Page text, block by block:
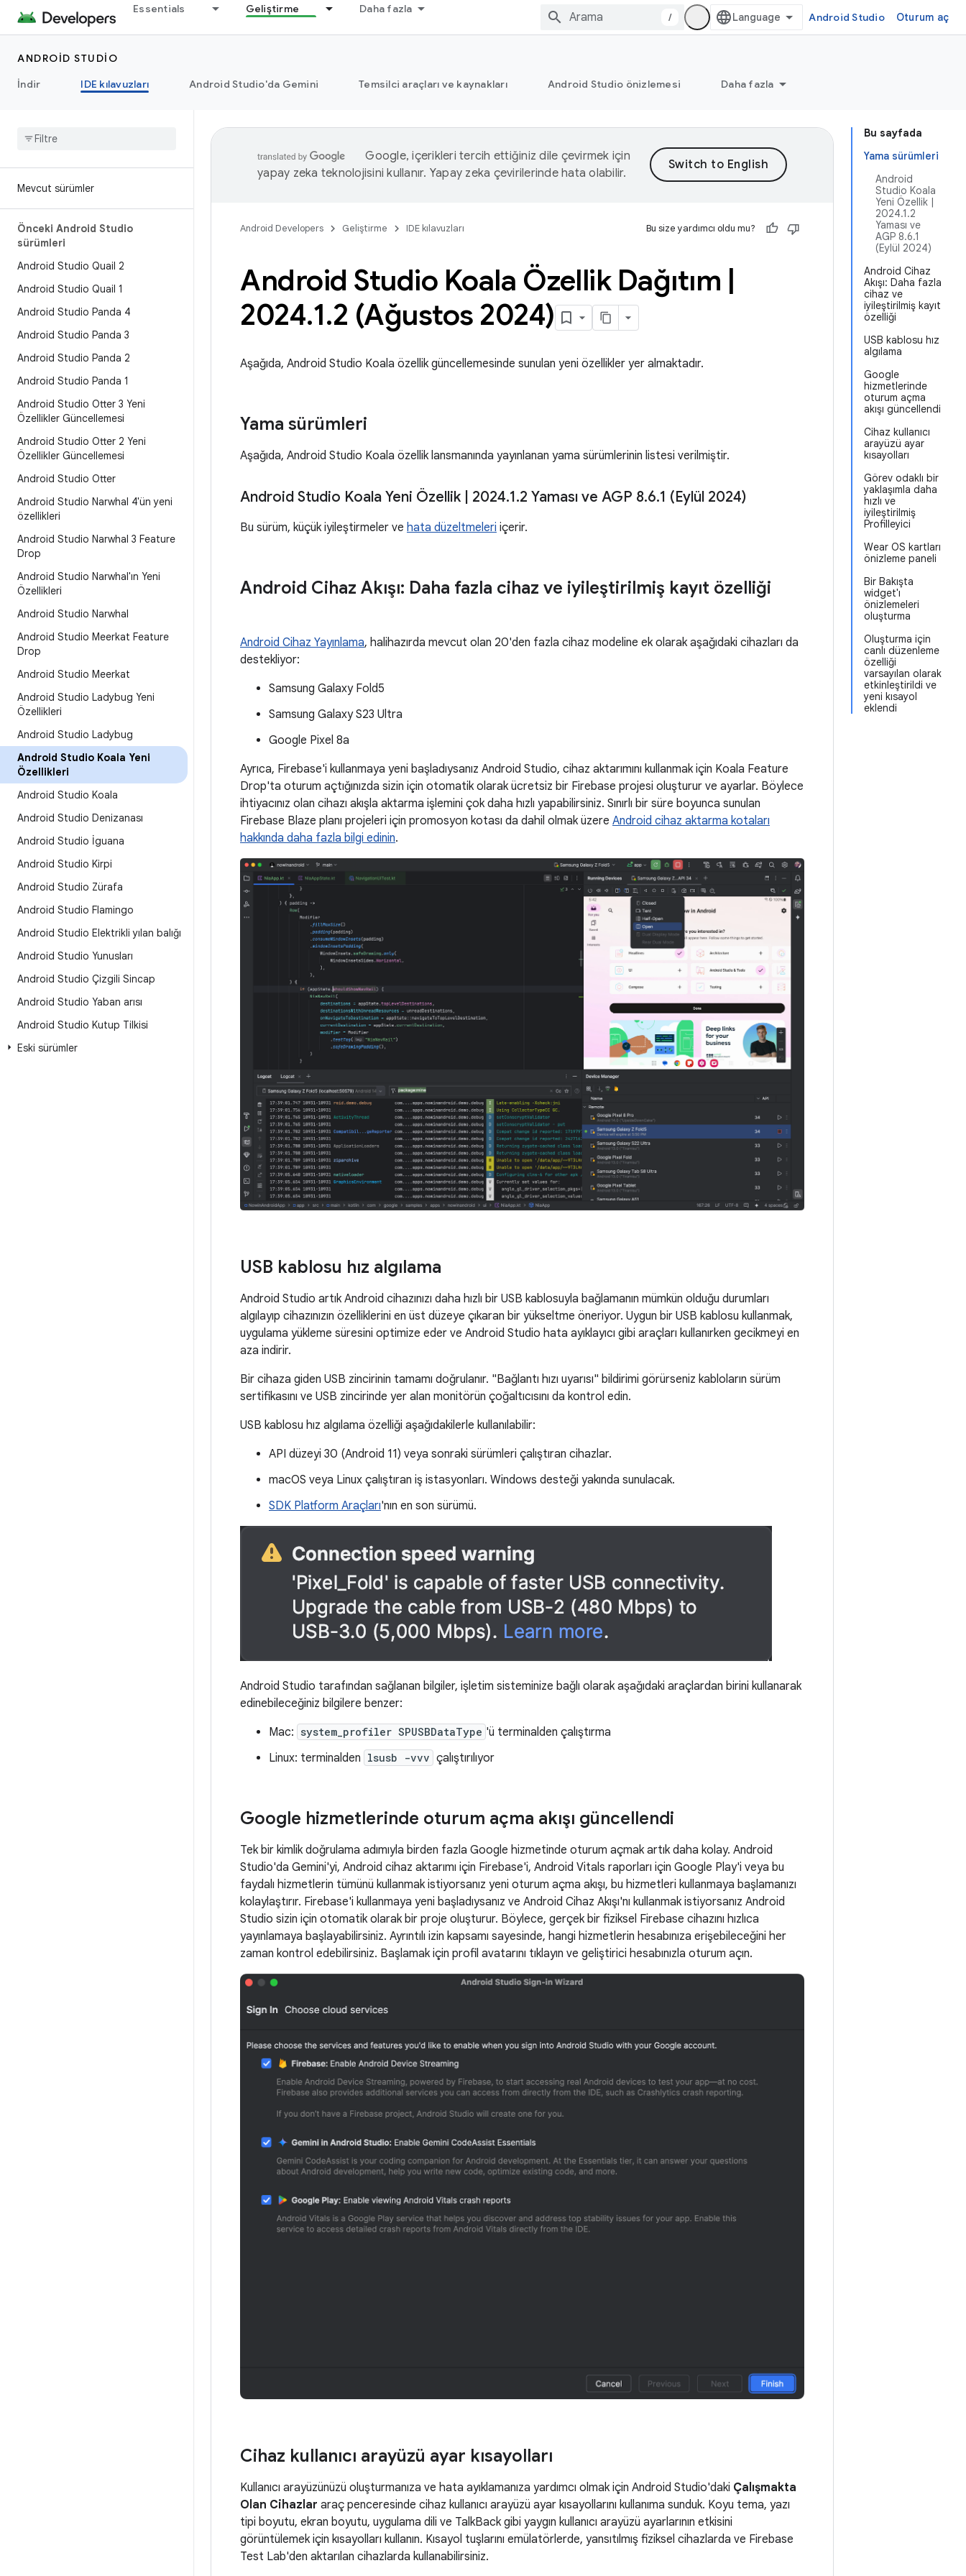
Essentials Geliştirme Daha fazla
/ Android Studio Oturum aç
ANDROID STUDIO
İndir
IDE kılavuzları Android Studio'da Gemini Temsilci araçları ve kaynakları Android Studio önizlemesi Daha fazla
Mevcut sürümler
Önceki Android Studio
sürümleri
Android Studio Quail 2
Android Studio Quail 1
Android Studio Panda 4
Android Studio Panda 3
Android Studio Panda 2
Android Studio Panda 1
Android Studio Otter 3 Yeni
Özellikler Güncellemesi
Android Studio Otter 2 Yeni
Özellikler Güncellemesi
Android Studio Otter
Android Studio Narwhal 4'ün yeni
özellikleri
Android Studio Narwhal 3 Feature
Drop
Android Studio Narwhal'ın Yeni
Özellikleri
Android Studio Narwhal
Android Studio Meerkat Feature
Drop
Android Studio Meerkat
Android Studio Ladybug Yeni
Özellikleri
Android Studio Ladybug
Android Studio Koala Yeni
Özellikleri
Android Studio Koala
Android Studio Denizanası
Android Studio İguana
Android Studio Kirpi
Android Studio Zürafa
Android Studio Flamingo
Android Studio Elektrikli yılan balığı
Android Studio Yunusları
Android Studio Çizgili Sincap
Android Studio Yaban arısı
Android Studio Kutup Tilkisi
Eski sürümler
Bu sayfada
Yama sürümleri
Android
Studio Koala
Yeni Özellik |
2024.1.2
Yaması ve
AGP 8.6.1
(Eylül 2024)
Android Cihaz
Akışı: Daha fazla
cihaz ve
iyileştirilmiş kayıt
özelliği
USB kablosu hız
algılama
Google
hizmetlerinde
oturum açma
akışı güncellendi
Cihaz kullanıcı
arayüzü ayar
kısayolları
Görev odaklı bir
yaklaşımla daha
hızlı ve
iyileştirilmiş
Profilleyici
Wear OS kartları
önizleme paneli
Bir Bakışta
widget'ı
önizlemeleri
oluşturma
Oluşturma için
canlı düzenleme
özelliği
varsayılan olarak
etkinleştirildi ve
yeni kısayol
eklendi
Google, içerikleri tercih ettiğiniz dile çevirmek için
yapay zeka teknolojisini kullanır. Yapay zeka çevirilerinde hata olabilir.
Android Developers Geliştirme IDE kılavuzları Bu size yardımcı oldu mu?
Android Studio Koala Özellik Dağıtım |
2024.1.2 (Ağustos 2024)
Aşağıda, Android Studio Koala özellik güncellemesinde sunulan yeni özellikler yer almaktadır.
Yama sürümleri
Aşağıda, Android Studio Koala özellik lansmanında yayınlanan yama sürümlerinin listesi verilmiştir.
Android Studio Koala Yeni Özellik 2024.1.2 Yaması ve AGP 8.6.1 (Eylül 2024)
Bu sürüm, küçük iyileştirmeler ve hata düzeltmeleri içerir.
Android Cihaz Akışı: Daha fazla cihaz ve iyileştirilmiş kayıt özelliği
Android Cihaz Yayınlama, halihazırda mevcut olan 20'den fazla cihaz modeline ek olarak aşağıdaki cihazları da
destekliyor:
Samsung Galaxy Fold5
Samsung Galaxy S23 Ultra
Google Pixel 8a
Ayrıca, Firebase'i kullanmaya yeni başladıysanız Android Studio, cihaz aktarımını kullanmak için Koala Feature
Drop'ta oturum açtığınızda sizin için otomatik olarak ücretsiz bir Firebase projesi oluşturur ve ayarlar. Böylece
ihtiyacınız olan cihazı akışla aktarma işlemini çok daha hızlı yapabilirsiniz. Sınırlı bir süre boyunca sunulan
Firebase Blaze planı projeleri için promosyon kotası da dahil olmak üzere Android cihaz aktarma kotaları
hakkında daha fazla bilgi edinin.
USB kablosu hız algılama
Android Studio artık Android cihazınızı daha hızlı bir USB kablosuyla bağlamanın mümkün olduğu durumları
algılayıp cihazınızın özelliklerini en üst düzeye çıkaran bir yükseltme öneriyor. Uygun bir USB kablosu kullanmak,
uygulama yükleme süresini optimize eder ve Android Studio hata ayıklayıcı gibi araçları kullanırken gecikmeyi en
aza indirir.
Bir cihaza giden USB zincirinin tamamı doğrulanır. "Bağlantı hızı uyarısı" bildirimi görürseniz kabloların sürüm
sertifikasını ve USB zincirinde yer alan monitörün çoğaltıcısını da kontrol edin.
USB kablosu hız algılama özelliği aşağıdakilerle kullanılabilir:
API düzeyi 30 (Android 11) veya sonraki sürümleri çalıştıran cihazlar.
macOS veya Linux çalıştıran iş istasyonları. Windows desteği yakında sunulacak.
SDK Platform Araçları'nın en son sürümü.
Android Studio tarafından sağlanan bilgiler, işletim sisteminize bağlı olarak aşağıdaki araçlardan birini kullanarak
edinebileceğiniz bilgilere benzer:
Mac: system_profiler SPUSBDataType 'ü terminalden çalıştırma
Linux: terminalden lsusb -vvv çalıştırılıyor
Google hizmetlerinde oturum açma akışı güncellendi
Tek bir kimlik doğrulama adımıyla birden fazla Google hizmetinde oturum açmak artık daha kolay. Android
Studio'da Gemini'yi, Android cihaz aktarımı için Firebase'i, Android Vitals raporları için Google Play'i veya bu
faydalı hizmetlerin tümünü kullanmak istiyorsanız yeni oturum açma akışı, bu hizmetleri kullanmaya başlamanızı
kolaylaştırır. Firebase'i kullanmaya yeni başladıysanız ve Android Cihaz Akışı'nı kullanmak istiyorsanız Android
Studio sizin için otomatik olarak bir proje oluşturur. Böylece, gerçek bir fiziksel Firebase cihazını hızlıca
yayınlamaya başlayabilirsiniz. Ayrıntılı izin kapsamı sayesinde, hangi hizmetlerin hesabınıza erişebileceğini her
zaman kontrol edebilirsiniz. Başlamak için profil avatarını tıklayın ve geliştirici hesabınızla oturum açın.
Cihaz kullanıcı arayüzü ayar kısayolları
Kullanıcı arayüzünüzü oluşturmanıza ve hata ayıklamanıza yardımcı olmak için Android Studio'daki Çalışmakta
Olan Cihazlar araç penceresinde cihaz kullanıcı arayüzü ayar kısayollarını kullanıma sunduk. Koyu tema, yazı
tipi boyutu, ekran boyutu, uygulama dili ve TalkBack gibi yaygın kullanıcı arayüzü ayarlarının etkisini
görüntülemek için kısayolları kullanın. Kısayol tuşlarını emülatörlerde, yansıtılmış fiziksel cihazlarda ve Firebase
Test Lab'den aktarılan cihazlarda kullanabilirsiniz.